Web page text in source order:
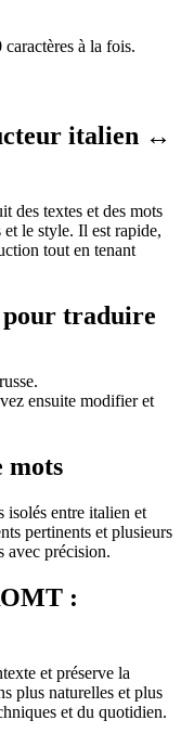
caractères à la fois.
italien ↔
des textes et des mots
et le style. Il est rapide,
tout en tenant
pour traduire
ensuite modifier et
mots
isolés entre italien et
pertinents et plusieurs
avec précision.
:
et préserve la
plus naturelles et plus
et du quotidien.